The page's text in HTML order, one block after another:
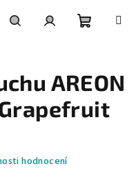
košík
AREON
Grapefruit
hodnocení